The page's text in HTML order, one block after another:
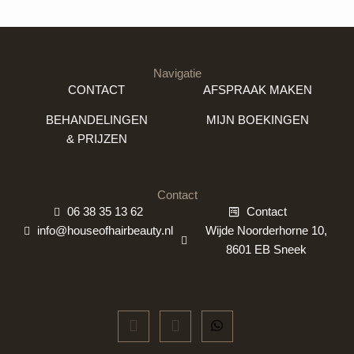
Navigatie
CONTACT
BEHANDELINGEN
& PRIJZEN
AFSPRAAK MAKEN
MIJN BOEKINGEN
Contact
06 38 35 13 62
info@houseofhairbeauty.nl
Contact
Wijde Noorderhorne 10,
8601 EB Sneek